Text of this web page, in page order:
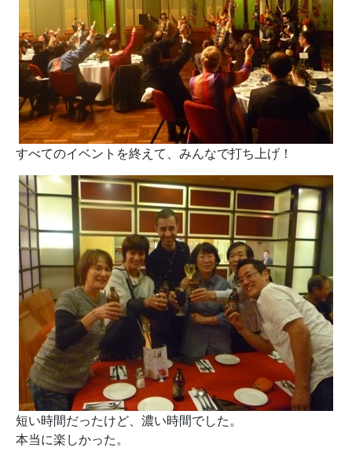
すべてのイベントを終えて、みんなで打ち上げ！
短い時間だったけど、濃い時間でした。
本当に楽しかった。